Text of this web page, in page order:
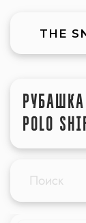
THE
РУБАШКА
POLO